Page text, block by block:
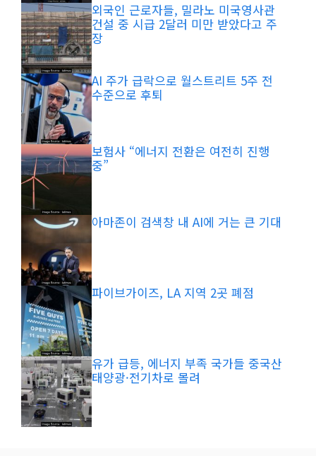
외국인 근로자들, 밀라노 미국영사관
건설 중 시급 2달러 미만 받았다고 주
장
AI 주가 급락으로 월스트리트 5주 전
수준으로 후퇴
보험사 “에너지 전환은 여전히 진행
중”
아마존이 검색창 내 AI에 거는 큰 기대
파이브가이즈, LA 지역 2곳 폐점
유가 급등, 에너지 부족 국가들 중국산
태양광·전기차로 몰려